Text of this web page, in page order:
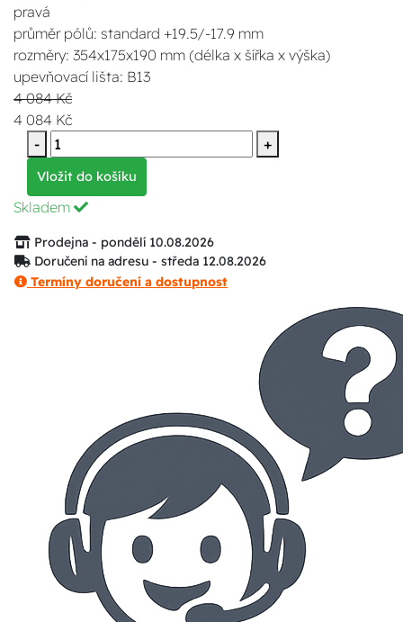
pravá
průměr pólů: standard +19.5/-17.9 mm
rozměry: 354x175x190 mm (délka x šířka x výška)
upevňovací lišta: B13
4 084 Kč
4 084 Kč
-
+
Vložit do košíku
Skladem
Prodejna - pondělí 10.08.2026
Doručení na adresu - středa 12.08.2026
Termíny doručení a dostupnost